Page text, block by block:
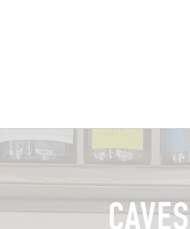
CAVES